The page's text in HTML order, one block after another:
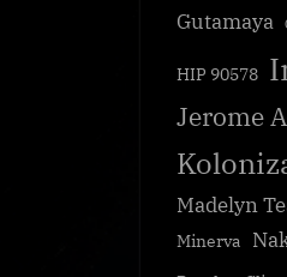
Gutamaya
HIP 90578
Jerome
Madelyn
Minerva